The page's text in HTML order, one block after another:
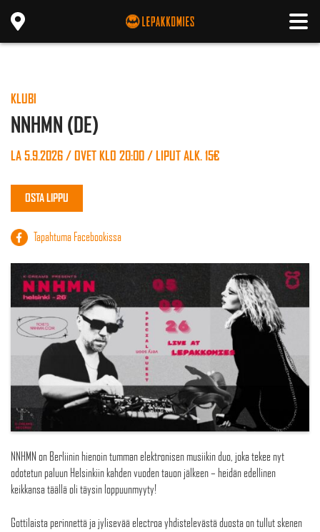
KLUBI
NNHMN (DE)
LA 5.9.2026 / OVET KLO 20:00 / LIPUT ALK. 15€
OSTA LIPPU
Tapahtuma Facebookissa
NNHMN on Berliinin hienoin tumman elektronisen musiikin duo, joka tekee nyt
odotetun paluun Helsinkiin kahden vuoden tauon jälkeen – heidän edellinen
keikkansa täällä oli täysin loppuunmyyty!
Gottilaista perinnettä ja jylisevää electroa yhdistelevästä duosta on tullut skenen